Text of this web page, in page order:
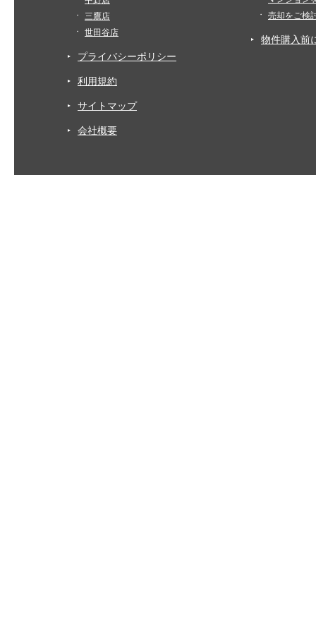
三鷹店
世田谷店
プライバシーポリシー
利用規約
サイトマップ
会社概要
売却をご検
物件購入前